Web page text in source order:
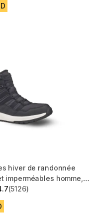
hiver de randonnée
imperméables homme,
stars from 5126 reviews
(5126)